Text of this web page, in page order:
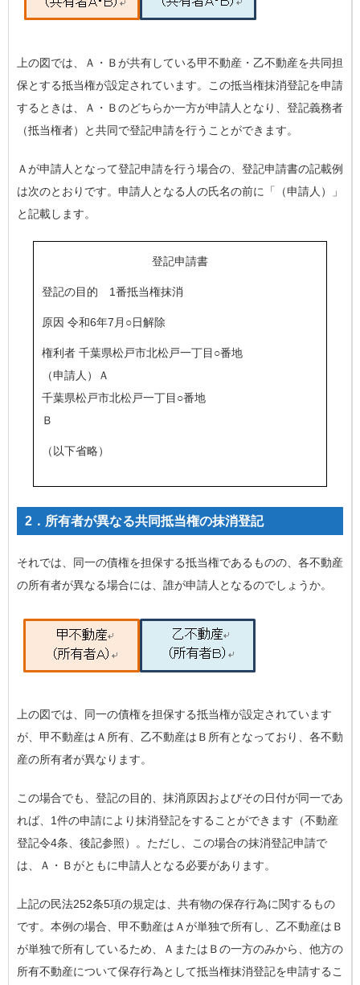
上の図では、Ａ・Ｂが共有している甲不動産・乙不動産を共同担
保とする抵当権が設定されています。この抵当権抹消登記を申請
するときは、Ａ・Ｂのどちらか一方が申請人となり、登記義務者
（抵当権者）と共同で登記申請を行うことができます。
Ａが申請人となって登記申請を行う場合の、登記申請書の記載例
は次のとおりです。申請人となる人の氏名の前に「（申請人）」
と記載します。
登記申請書
登記の目的 1番抵当権抹消
原因 令和6年7月○日解除
権利者 千葉県松戸市北松戸一丁目○番地
（申請人）Ａ
千葉県松戸市北松戸一丁目○番地
Ｂ
（以下省略）
2．所有者が異なる共同抵当権の抹消登記
それでは、同一の債権を担保する抵当権であるものの、各不動産
の所有者が異なる場合には、誰が申請人となるのでしょうか。
上の図では、同一の債権を担保する抵当権が設定されています
が、甲不動産はＡ所有、乙不動産はＢ所有となっており、各不動
産の所有者が異なります。
この場合でも、登記の目的、抹消原因およびその日付が同一であ
れば、1件の申請により抹消登記をすることができます（不動産
登記令4条、後記参照）。ただし、この場合の抹消登記申請で
は、Ａ・Ｂがともに申請人となる必要があります。
上記の民法252条5項の規定は、共有物の保存行為に関するもの
です。本例の場合、甲不動産はＡが単独で所有し、乙不動産はＢ
が単独で所有しているため、ＡまたはＢの一方のみから、他方の
所有不動産について保存行為として抵当権抹消登記を申請するこ